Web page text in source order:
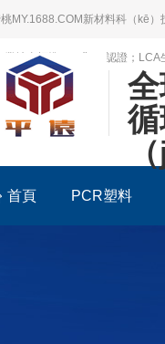
MY.1688.COM新材料科（kē
業社會標準（zhǔn）認證；LCA
首頁 PCR塑料